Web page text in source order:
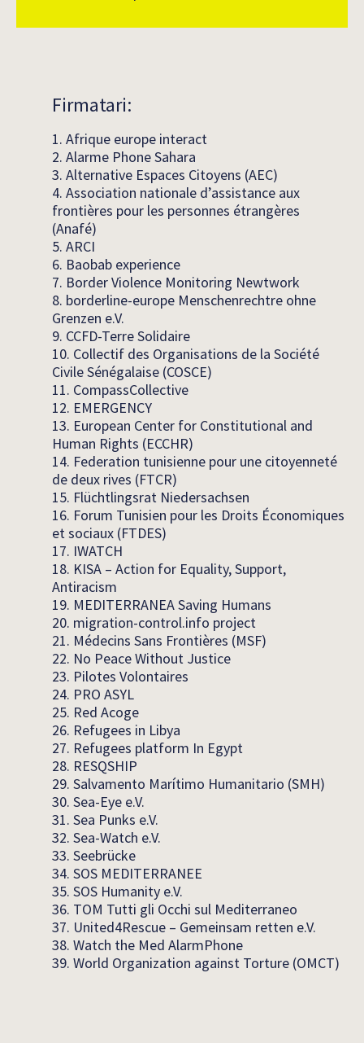
Firmatari:
1. Afrique europe interact
2. Alarme Phone Sahara
3. Alternative Espaces Citoyens (AEC)
4. Association nationale d’assistance aux
frontières pour les personnes étrangères
(Anafé)
5. ARCI
6. Baobab experience
7. Border Violence Monitoring Newtwork
8. borderline-europe Menschenrechtre ohne
Grenzen e.V.
9. CCFD-Terre Solidaire
10. Collectif des Organisations de la Société
Civile Sénégalaise (COSCE)
11. CompassCollective
12. EMERGENCY
13. European Center for Constitutional and
Human Rights (ECCHR)
14. Federation tunisienne pour une citoyenneté
de deux rives (FTCR)
15. Flüchtlingsrat Niedersachsen
16. Forum Tunisien pour les Droits Économiques
et sociaux (FTDES)
17. IWATCH
18. KISA – Action for Equality, Support,
Antiracism
19. MEDITERRANEA Saving Humans
20. migration-control.info project
21. Médecins Sans Frontières (MSF)
22. No Peace Without Justice
23. Pilotes Volontaires
24. PRO ASYL
25. Red Acoge
26. Refugees in Libya
27. Refugees platform In Egypt
28. RESQSHIP
29. Salvamento Marítimo Humanitario (SMH)
30. Sea-Eye e.V.
31. Sea Punks e.V.
32. Sea-Watch e.V.
33. Seebrücke
34. SOS MEDITERRANEE
35. SOS Humanity e.V.
36. TOM Tutti gli Occhi sul Mediterraneo
37. United4Rescue – Gemeinsam retten e.V.
38. Watch the Med AlarmPhone
39. World Organization against Torture (OMCT)